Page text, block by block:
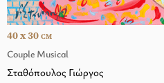
Couple Musical
40 x 30 CM
Σταθόπουλος Γιώργος